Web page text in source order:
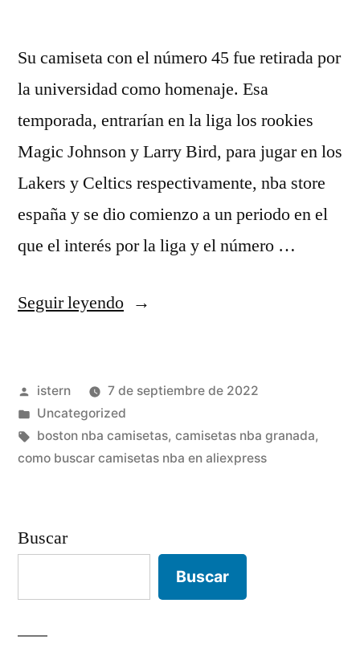
Su camiseta con el número 45 fue retirada por
la universidad como homenaje. Esa
temporada, entrarían en la liga los rookies
Magic Johnson y Larry Bird, para jugar en los
Lakers y Celtics respectivamente, nba store
españa y se dio comienzo a un periodo en el
que el interés por la liga y el número …
Seguir leyendo«camisetas
baratas»
Publicado
por
istern
7 de septiembre de 2022
Publicado
en
Uncategorized
Etiquetas:
boston nba camisetas, camisetas nba granada,
como buscar camisetas nba en aliexpress
Buscar
Buscar